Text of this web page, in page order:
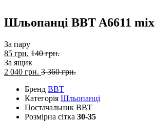
Шльопанці BBT A6611 mix
За пару
85 грн. 140 грн.
За ящик
2 040 грн. 3 360 грн.
Бренд BBT
Категорія Шльопанці
Постачальник BBT
Розмірна сітка 30-35